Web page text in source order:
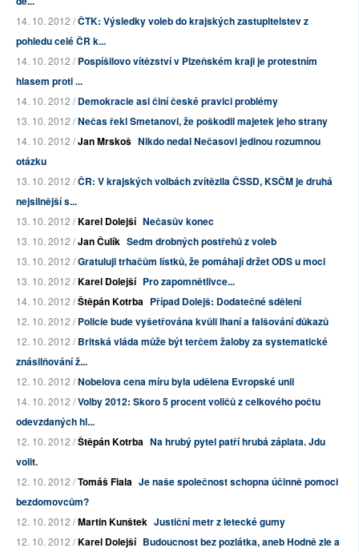
14. 10. 2012 /ČTK: Výsledky voleb do krajských zastupitelstev z
pohledu celé ČR k...
14. 10. 2012 /Pospíšilovo vítězství v Plzeňském kraji je protestním
hlasem proti ...
14. 10. 2012 /Demokracie asi činí české pravici problémy
13. 10. 2012 /Nečas řekl Smetanovi, že poškodil majetek jeho strany
14. 10. 2012 /Jan Mrskoš Nikdo nedal Nečasovi jedinou rozumnou
otázku
13. 10. 2012 /ČR: V krajských volbách zvítězila ČSSD, KSČM je druhá
nejsilnější s...
13. 10. 2012 /Karel Dolejší Nečasův konec
13. 10. 2012 /Jan Čulík Sedm drobných postřehů z voleb
13. 10. 2012 /Gratuluji trhačům lístků, že pomáhají držet ODS u moci
13. 10. 2012 /Karel Dolejší Pro zapomnětlivce...
14. 10. 2012 /Štěpán Kotrba Případ Dolejš: Dodatečné sdělení
12. 10. 2012 /Policie bude vyšetřována kvůli lhaní a falšování důkazů
12. 10. 2012 /Britská vláda může být terčem žaloby za systematické
znásilňování ž...
12. 10. 2012 /Nobelova cena míru byla udělena Evropské unii
14. 10. 2012 /Volby 2012: Skoro 5 procent voličů z celkového počtu
odevzdaných hl...
12. 10. 2012 /Štěpán Kotrba Na hrubý pytel patří hrubá záplata. Jdu
volit.
12. 10. 2012 /Tomáš Fiala Je naše společnost schopna účinně pomoci
bezdomovcům?
12. 10. 2012 /Martin Kunštek Justiční metr z letecké gumy
12. 10. 2012 /Karel Dolejší Budoucnost bez pozlátka, aneb Hodně zle a